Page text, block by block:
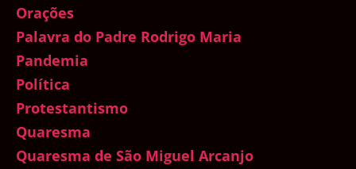
Orações
Palavra do Padre Rodrigo Maria
Pandemia
Política
Protestantismo
Quaresma
Quaresma de São Miguel Arcanjo